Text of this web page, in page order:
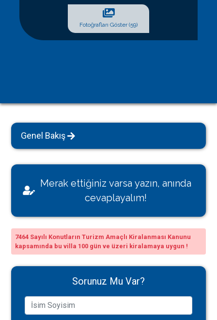
Fotoğrafları Göster (59)
Genel Bakış
Merak ettiğiniz varsa yazın, anında
cevaplayalım!
7464 Sayılı Konutların Turizm Amaçlı Kiralanması Kanunu
kapsamında bu villa 100 gün ve üzeri kiralamaya uygun !
Sorunuz Mu Var?